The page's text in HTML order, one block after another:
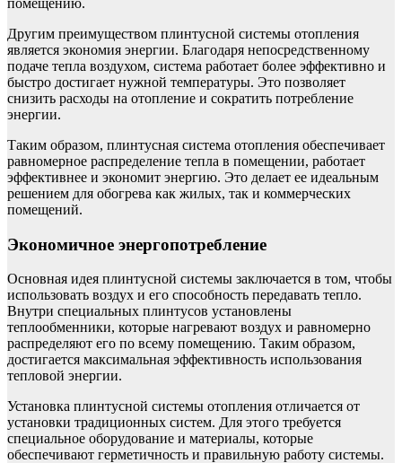
Другим преимуществом плинтусной системы отопления
является экономия энергии. Благодаря непосредственному
подаче тепла воздухом, система работает более эффективно и
быстро достигает нужной температуры. Это позволяет
снизить расходы на отопление и сократить потребление
энергии.
Таким образом, плинтусная система отопления обеспечивает
равномерное распределение тепла в помещении, работает
эффективнее и экономит энергию. Это делает ее идеальным
решением для обогрева как жилых, так и коммерческих
помещений.
Экономичное энергопотребление
Основная идея плинтусной системы заключается в том, чтобы
использовать воздух и его способность передавать тепло.
Внутри специальных плинтусов установлены
теплообменники, которые нагревают воздух и равномерно
распределяют его по всему помещению. Таким образом,
достигается максимальная эффективность использования
тепловой энергии.
Установка плинтусной системы отопления отличается от
установки традиционных систем. Для этого требуется
специальное оборудование и материалы, которые
обеспечивают герметичность и правильную работу системы.